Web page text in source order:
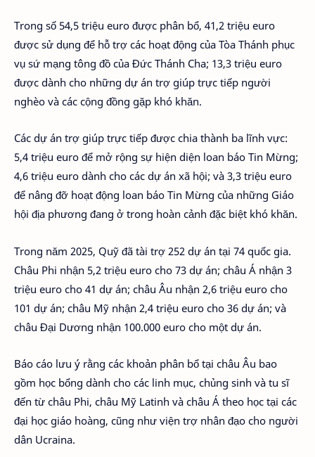
Trong số 54,5 triệu euro được phân bổ, 41,2 triệu euro
được sử dụng để hỗ trợ các hoạt động của Tòa Thánh phục
vụ sứ mạng tông đồ của Đức Thánh Cha; 13,3 triệu euro
được dành cho những dự án trợ giúp trực tiếp người
nghèo và các cộng đồng gặp khó khăn.
Các dự án trợ giúp trực tiếp được chia thành ba lĩnh vực:
5,4 triệu euro để mở rộng sự hiện diện loan báo Tin Mừng;
4,6 triệu euro dành cho các dự án xã hội; và 3,3 triệu euro
để nâng đỡ hoạt động loan báo Tin Mừng của những Giáo
hội địa phương đang ở trong hoàn cảnh đặc biệt khó khăn.
Trong năm 2025, Quỹ đã tài trợ 252 dự án tại 74 quốc gia.
Châu Phi nhận 5,2 triệu euro cho 73 dự án; châu Á nhận 3
triệu euro cho 41 dự án; châu Âu nhận 2,6 triệu euro cho
101 dự án; châu Mỹ nhận 2,4 triệu euro cho 36 dự án; và
châu Đại Dương nhận 100.000 euro cho một dự án.
Báo cáo lưu ý rằng các khoản phân bổ tại châu Âu bao
gồm học bổng dành cho các linh mục, chủng sinh và tu sĩ
đến từ châu Phi, châu Mỹ Latinh và châu Á theo học tại các
đại học giáo hoàng, cũng như viện trợ nhân đạo cho người
dân Ucraina.